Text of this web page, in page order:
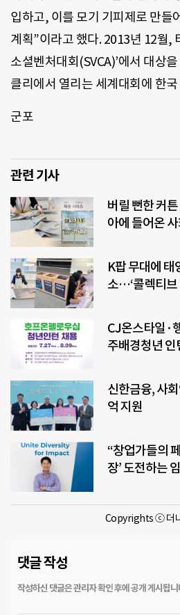
입하고, 이를 모기 기피제로 만들
계획”이라고 했다. 2013년 12월,
소셜벤처대회(SVCA)’에서 대상
클리에서 열리는 세계대회에 한
군포
관련 기사
버릴 뻔한 커
아에 들어온
K팝 무대에 태
소…‘콜렉티브
CJ온스타일·
주배경청년 인
신한금융, 사
억 지원
“창업가들의
장’ 도전하는
Copyrights ⓒ 더
댓글 작성